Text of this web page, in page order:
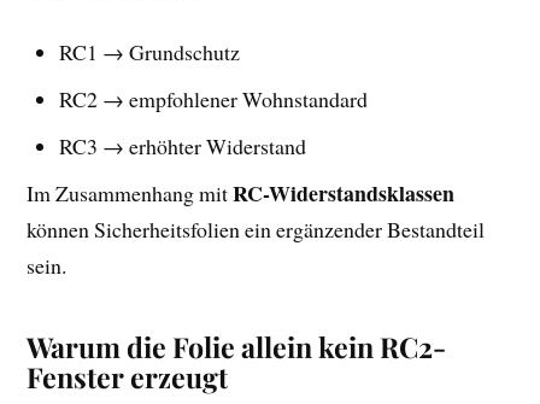
RC1 → Grundschutz
RC2 → empfohlener Wohnstandard
RC3 → erhöhter Widerstand
Im Zusammenhang mitRC-Widerstandsklassen
können Sicherheitsfolien ein ergänzender Bestandteil
sein.
Warum die Folie allein kein RC2-
Fenster erzeugt